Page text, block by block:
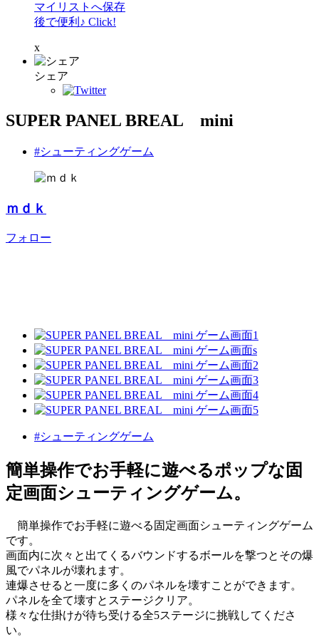
マイリストへ保存
後で便利♪ Click!
x
シェア
SUPER PANEL BREAL mini
#シューティングゲーム
ｍｄｋ
フォロー
#シューティングゲーム
簡単操作でお手軽に遊べるポップな固
定画面シューティングゲーム。
簡単操作でお手軽に遊べる固定画面シューティングゲーム
です。
画面内に次々と出てくるバウンドするボールを撃つとその爆
風でパネルが壊れます。
連爆させると一度に多くのパネルを壊すことができます。
パネルを全て壊すとステージクリア。
様々な仕掛けが待ち受ける全5ステージに挑戦してくださ
い。